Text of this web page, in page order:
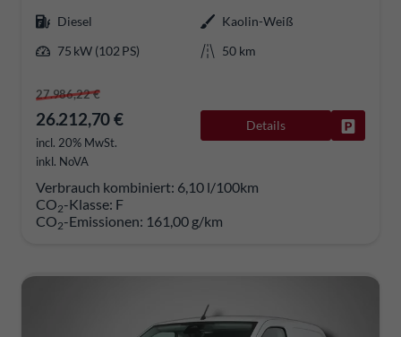
Diesel
Kaolin-Weiß
75 kW (102 PS)
50 km
27.986,22 €
26.212,70 €
incl. 20% MwSt.
inkl. NoVA
Details
Verbrauch kombiniert: 6,10 l/100km
CO2-Klasse: F
CO2-Emissionen: 161,00 g/km